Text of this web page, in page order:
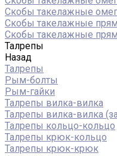
Скобы такелажные
Скобы такелажные
Скобы такелажные
Талрепы
Назад
Талрепы
Рым-болты
Рым-гайки
Талрепы вилка-вилка
Талрепы вилка-вилка
Талрепы кольцо-кольцо
Талрепы крюк-кольцо
Талрепы крюк-крюк